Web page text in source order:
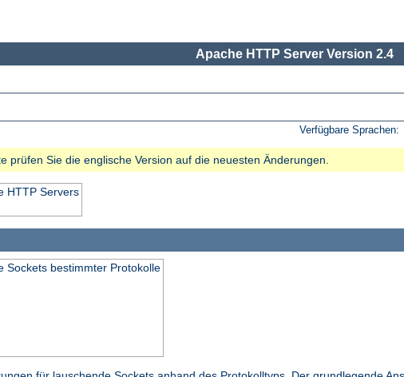
Apache HTTP Server Version 2.4
Verfügbare Sprachen:
prüfen Sie die englische Version auf die neuesten Änderungen.
HTTP Servers
Sockets bestimmter Protokolle